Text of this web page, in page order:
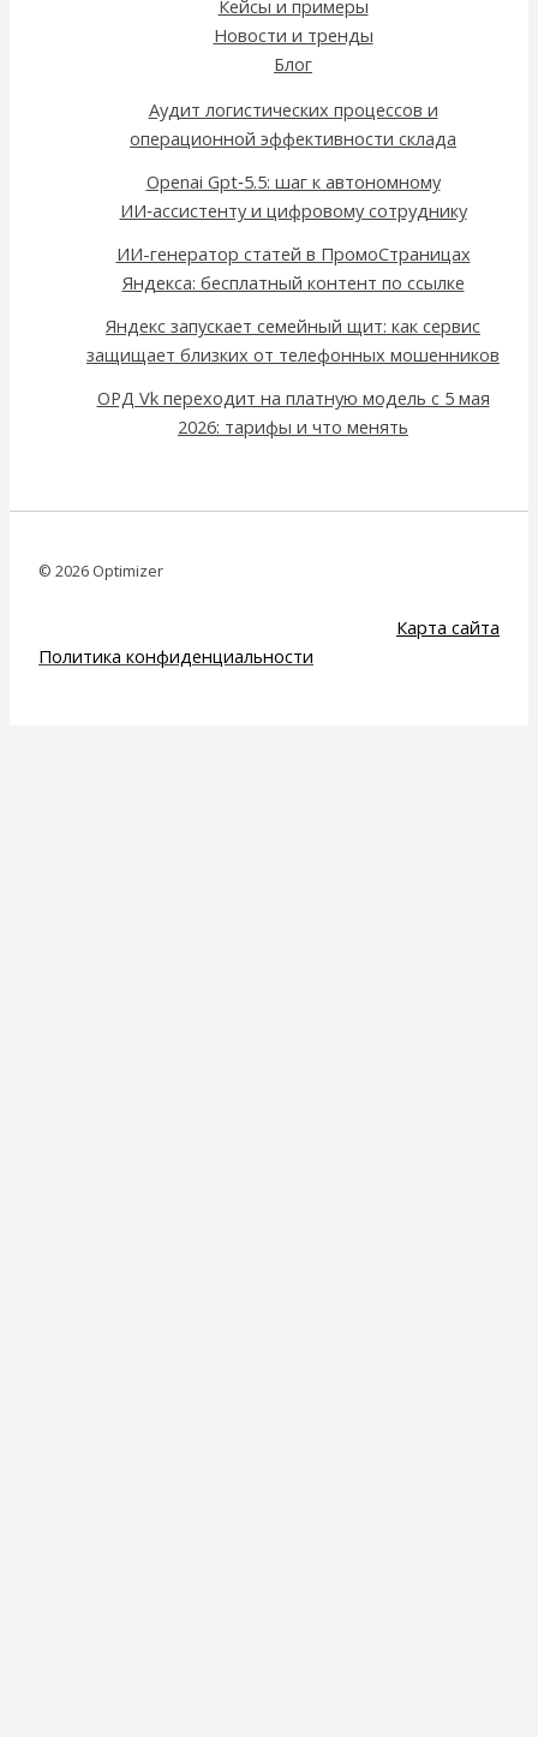
Кейсы и примеры
Новости и тренды
Блог
Аудит логистических процессов и
операционной эффективности склада
Openai Gpt‑5.5: шаг к автономному
ИИ‑ассистенту и цифровому сотруднику
ИИ-генератор статей в ПромоСтраницах
Яндекса: бесплатный контент по ссылке
Яндекс запускает семейный щит: как сервис
защищает близких от телефонных мошенников
ОРД Vk переходит на платную модель с 5 мая
2026: тарифы и что менять
© 2026 Optimizer
Карта сайта
Политика конфиденциальности